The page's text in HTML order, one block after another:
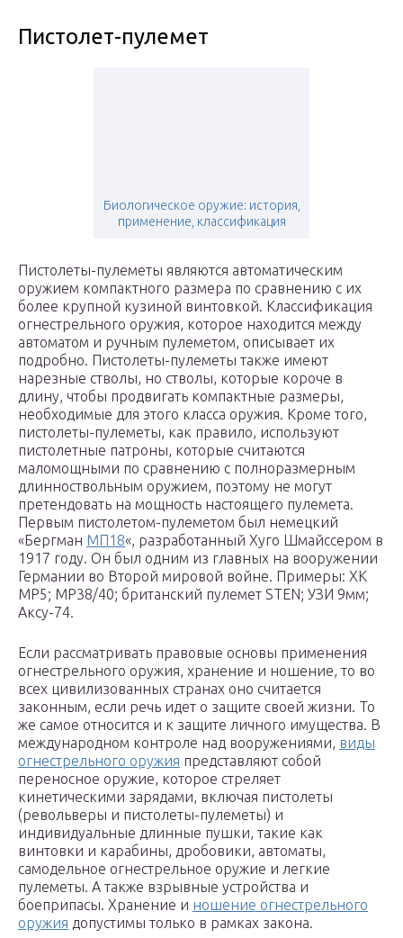
Пистолет-пулемет
Биологическое оружие: история,
применение, классификация
Пистолеты-пулеметы являются автоматическим
оружием компактного размера по сравнению с их
более крупной кузиной винтовкой. Классификация
огнестрельного оружия, которое находится между
автоматом и ручным пулеметом, описывает их
подробно. Пистолеты-пулеметы также имеют
нарезные стволы, но стволы, которые короче в
длину, чтобы продвигать компактные размеры,
необходимые для этого класса оружия. Кроме того,
пистолеты-пулеметы, как правило, используют
пистолетные патроны, которые считаются
маломощными по сравнению с полноразмерным
длинноствольным оружием, поэтому не могут
претендовать на мощность настоящего пулемета.
Первым пистолетом-пулеметом был немецкий
«Бергман МП18«, разработанный Хуго Шмайссером в
1917 году. Он был одним из главных на вооружении
Германии во Второй мировой войне. Примеры: ХК
МР5; MP38/40; британский пулемет STEN; УЗИ 9мм;
Аксу-74.
Если рассматривать правовые основы применения
огнестрельного оружия, хранение и ношение, то во
всех цивилизованных странах оно считается
законным, если речь идет о защите своей жизни. То
же самое относится и к защите личного имущества. В
международном контроле над вооружениями, виды
огнестрельного оружия представляют собой
переносное оружие, которое стреляет
кинетическими зарядами, включая пистолеты
(револьверы и пистолеты-пулеметы) и
индивидуальные длинные пушки, такие как
винтовки и карабины, дробовики, автоматы,
самодельное огнестрельное оружие и легкие
пулеметы. А также взрывные устройства и
боеприпасы. Хранение и ношение огнестрельного
оружия допустимы только в рамках закона.